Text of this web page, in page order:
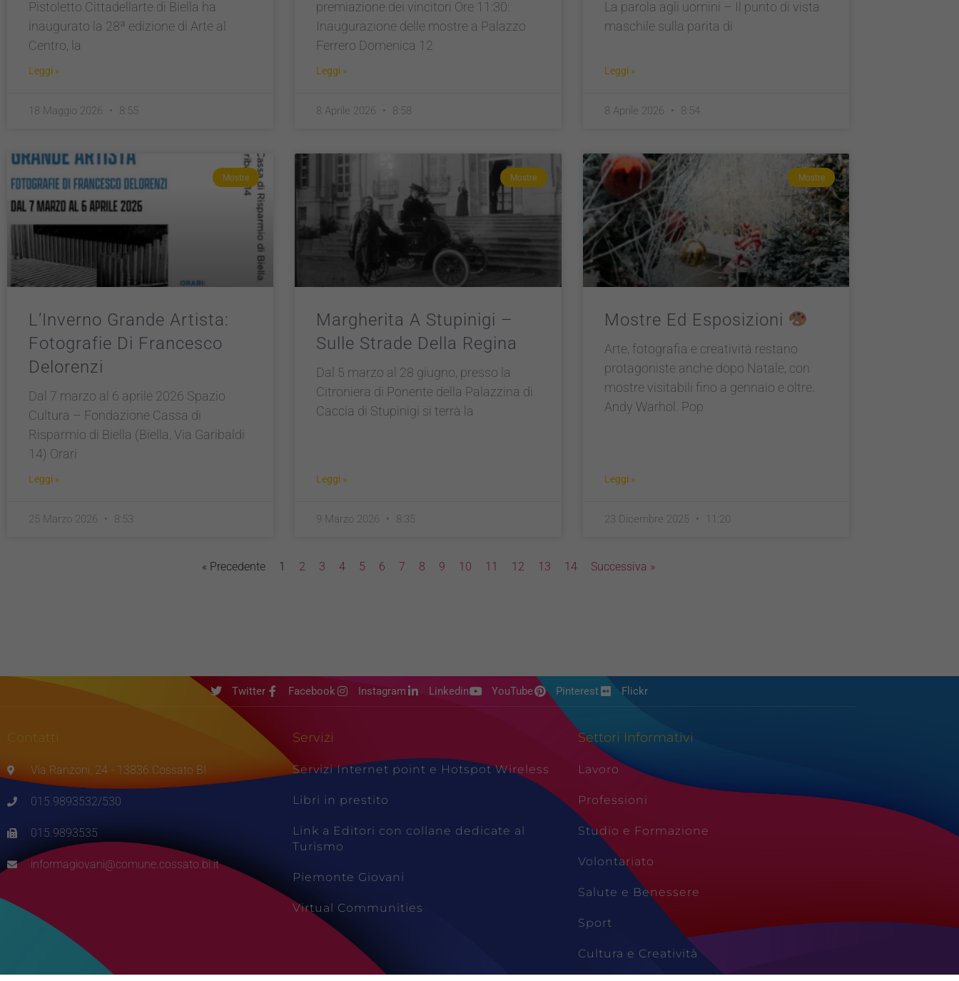
Pistoletto Cittadellarte di Biella ha
inaugurato la 28ª edizione di Arte al
Centro, la
Leggi »
18 Maggio 2026 8:55
premiazione dei vincitori Ore 11:30:
Inaugurazione delle mostre a Palazzo
Ferrero Domenica 12
Leggi »
8 Aprile 2026 8:58
La parola agli uomini – Il punto di vista
maschile sulla parita di
Leggi »
8 Aprile 2026 8:54
Mostre
L’Inverno Grande Artista:
Fotografie Di Francesco
Delorenzi
Dal 7 marzo al 6 aprile 2026 Spazio
Cultura – Fondazione Cassa di
Risparmio di Biella (Biella, Via Garibaldi
14) Orari
Leggi »
25 Marzo 2026 8:53
Mostre
Margherita A Stupinigi –
Sulle Strade Della Regina
Dal 5 marzo al 28 giugno, presso la
Citroniera di Ponente della Palazzina di
Caccia di Stupinigi si terrà la
Leggi »
9 Marzo 2026 8:35
Mostre
Mostre Ed Esposizioni
Arte, fotografia e creatività restano
protagoniste anche dopo Natale, con
mostre visitabili fino a gennaio e oltre.
Andy Warhol. Pop
Leggi »
23 Dicembre 2025 11:20
« Precedente 1 2 3 4 5 6 7 8 9 10 11 12 13 14 Successiva »
Twitter Facebook Instagram Linkedin YouTube Pinterest Flickr
Contatti
Via Ranzoni, 24 - 13836 Cossato BI
015.9893532/530
015.9893535
informagiovani@comune.cossato.bi.it
Servizi
Servizi Internet point e Hotspot Wireless
Libri in prestito
Link a Editori con collane dedicate al
Turismo
Piemonte Giovani
Virtual Communities
Settori Informativi
Lavoro
Professioni
Studio e Formazione
Volontariato
Salute e Benessere
Sport
Cultura e Creatività